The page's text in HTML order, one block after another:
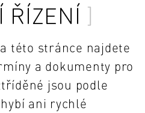
ŘÍZENÍ
této stránce najdete
a dokumenty pro
jsou podle
ani rychlé